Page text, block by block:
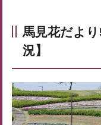
馬見花だよ
況】